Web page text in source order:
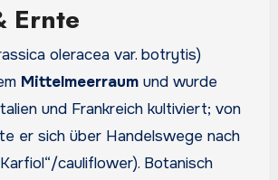
Ernte
oleracea var. botrytis)
Mittelmeerraumund wurde
und Frankreich kultiviert; von
er sich über Handelswege nach
cauliflower). Botanisch